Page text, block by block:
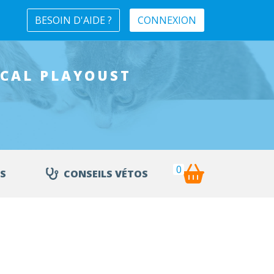
BESOIN D'AIDE ? CONNEXION
PLAYOUST
CONSEILS VÉTOS 0